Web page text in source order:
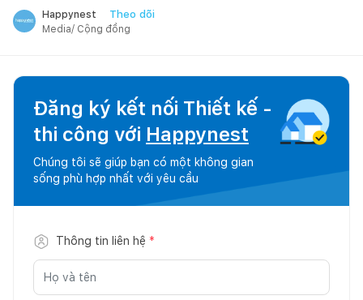
Happynest Theo dõi
Media/ Cộng đồng
Đăng ký kết nối Thiết kế -
thi công với Happynest
Chúng tôi sẽ giúp bạn có một không gian
sống phù hợp nhất với yêu cầu
Thông tin liên hệ *